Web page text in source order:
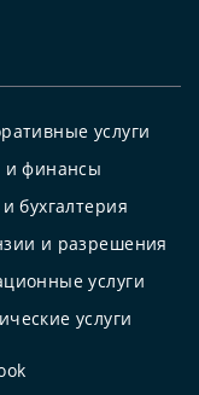
услуги
и финансы
бухгалтерия
и разрешения
услуги
услуги